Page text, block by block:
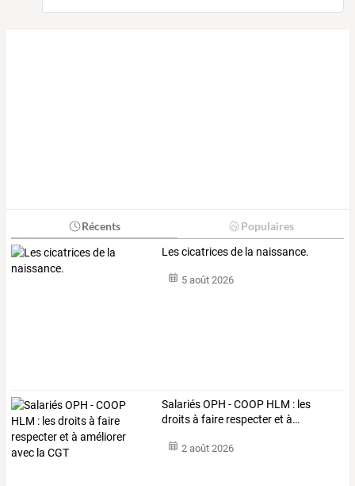
Récents Populaires
Les cicatrices de la naissance.
5 août 2026
SalariésOPH -COOP HLM : les
droitsà faire respecteret à…
2 août 2026